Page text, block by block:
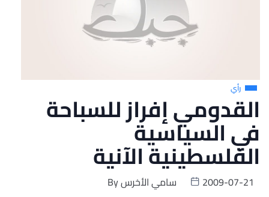
رأي
القدومي إفراز للسباحة
في السياسية
الفلسطينية الآنية
Byسامي الأخرس
2009-07-21